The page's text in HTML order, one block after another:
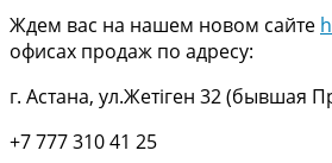
Ждем вас на нашем новом сайте
офисах продаж по адресу:
г. Астана, ул.Жетіген 32 (бывшая
+7 777 310 41 25